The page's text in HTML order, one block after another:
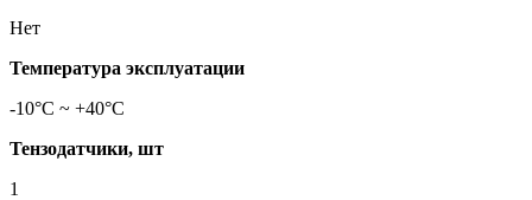
Нет
Температура эксплуатации
-10°C ~ +40°C
Тензодатчики, шт
1